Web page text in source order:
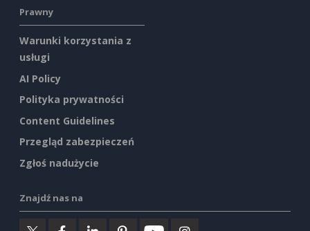
Prawny
Warunki korzystania z
usługi
AI Policy
Polityka prywatności
Content Guidelines
Przegląd zabezpieczeń
Zgłoś nadużycie
Znajdź nas na